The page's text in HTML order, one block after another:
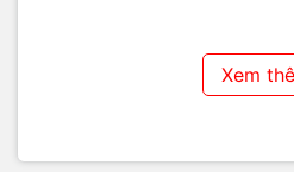
- Kết nối chuột sang máy
Xem